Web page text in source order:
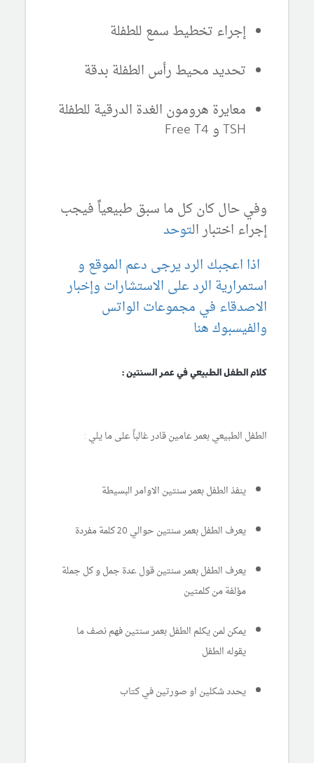
إجراء تخطيط سمع للطفلة
تحديد محيط رأس الطفلة بدقة
معايرة هرومون الغدة الدرقية للطفلة
TSH و Free T4
وفي حال كان كل ما سبق طبيعياً فيجب
إجراء اختبار التوحد
اذا اعجبك الرد يرجى دعم الموقع و
استمرارية الرد على الاستشارات وإخبار
الاصدقاء في مجموعات الواتس
والفيسبوك هنا
كلام الطفل الطبيعي في عمر السنتين :
الطفل الطبيعي بعمر عامين قادر غالباً على ما يلي :
ينفذ الطفل بعمر سنتين الاوامر البسيطة
يعرف الطفل بعمر سنتين حوالي 20 كلمة مفردة
يعرف الطفل بعمر سنتين قول عدة جمل و كل جملة
مؤلفة من كلمتين
يمكن لمن يكلم الطفل بعمر سنتين فهم نصف ما
يقوله الطفل
يحدد شكلين او صورتين في كتاب